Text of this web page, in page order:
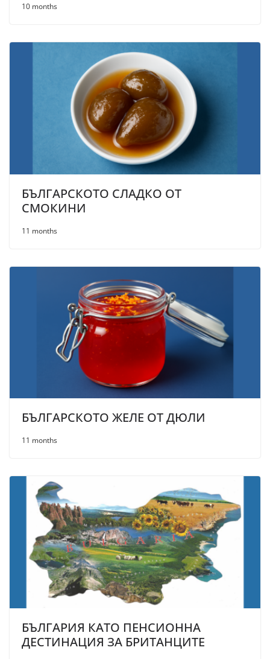
10 months
БЪЛГАРСКОТО СЛАДКО ОТ
СМОКИНИ
11 months
БЪЛГАРСКОТО ЖЕЛЕ ОТ ДЮЛИ
11 months
БЪЛГАРИЯ КАТО ПЕНСИОННА
ДЕСТИНАЦИЯ ЗА БРИТАНЦИТЕ